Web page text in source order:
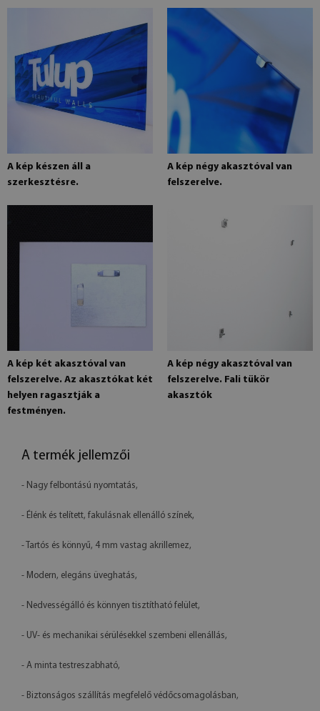
A kép készen áll a
szerkesztésre.
A kép négy akasztóval van
felszerelve.
A kép két akasztóval van
felszerelve. Az akasztókat két
helyen ragasztják a
festményen.
A kép négy akasztóval van
felszerelve. Fali tükör
akasztók
A termék jellemzői
- Nagy felbontású nyomtatás,
- Élénk és telített, fakulásnak ellenálló színek,
- Tartós és könnyű, 4 mm vastag akrillemez,
- Modern, elegáns üveghatás,
- Nedvességálló és könnyen tisztítható felület,
- UV- és mechanikai sérülésekkel szembeni ellenállás,
- A minta testreszabható,
- Biztonságos szállítás megfelelő védőcsomagolásban,